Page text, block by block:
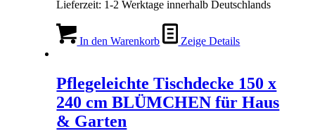
Lieferzeit: 1-2 Werktage innerhalb Deutschlands
In den Warenkorb Zeige Details
Pflegeleichte Tischdecke 150 x
240 cm BLÜMCHEN für Haus
& Garten